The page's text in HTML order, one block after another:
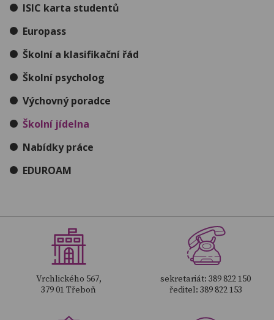
ISIC karta studentů
Europass
Školní a klasifikační řád
Školní psycholog
Výchovný poradce
Školní jídelna
Nabídky práce
EDUROAM
Vrchlického 567,
379 01 Třeboň
sekretariát: 389 822 150
ředitel: 389 822 153